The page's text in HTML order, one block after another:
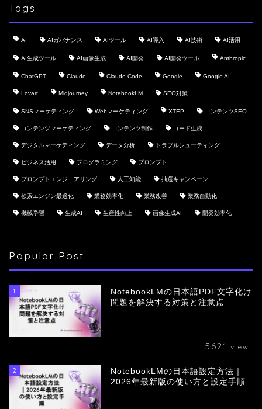
Tags
AI AIガバナンス AIツール AI導入 AI技術 AI活用
AI生成ツール AI画像生成 AI開発 AI開発ツール Anthropic
ChatGPT Claude Claude Code Google Google AI
Lovart Midjourney NotebookLM SEO対策
SNSマーケティング Webマーケティング XTEP コンテンツSEO
コンテンツマーケティング コンテンツ制作 コード生成
デジタルマーケティング データ分析 トラブルシューティング
ビジネス活用 プログラミング プロンプト
プロンプトエンジニアリング 人工知能 抽選キャンペーン
検索エンジン最適化 業務効率化 業務改善 業務自動化
機械学習 生成AI 生産性向上 画像生成AI 開発効率化
Popular Post
1
NotebookLMの日本語PDF文字化け
問題を解決する対策と注意点
5621 view
2
NotebookLMの日本語設定方法｜
2026年最新版の使い方と設定手順
会社概要